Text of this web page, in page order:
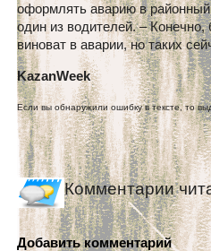
оформлять аварию в
один из водителей. –
виноват в аварии, но таких
KazanWeek
Если вы обнаружили ошибку в тексте, то
Комментарии
Добавить комментарий